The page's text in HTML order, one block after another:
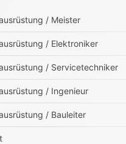
/ Meister
/ Elektroniker
/ Servicetechniker
/ Ingenieur
/ Bauleiter